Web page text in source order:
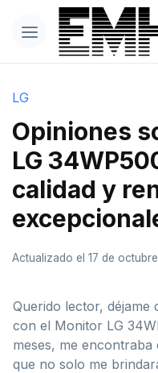
LG
Opiniones
LG
calidad y
Actualizado el 17 de
Querido lector, déjame
con el Monitor LG
meses, me
que no solo me